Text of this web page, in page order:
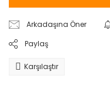
Arkadaşına Öner
Paylaş
Karşılaştır